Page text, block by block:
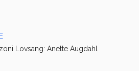
Lovsang: Anette Augdahl